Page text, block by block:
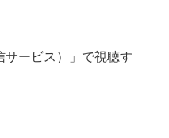
サービス）」で視聴す